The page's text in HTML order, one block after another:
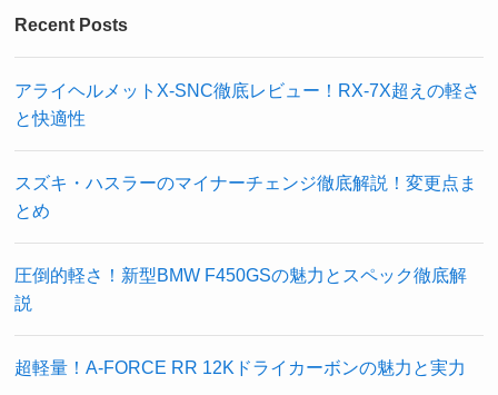
Recent Posts
アライヘルメットX-SNC徹底レビュー！RX-7X超えの軽さ
と快適性
スズキ・ハスラーのマイナーチェンジ徹底解説！変更点ま
とめ
圧倒的軽さ！新型BMW F450GSの魅力とスペック徹底解
説
超軽量！A-FORCE RR 12Kドライカーボンの魅力と実力